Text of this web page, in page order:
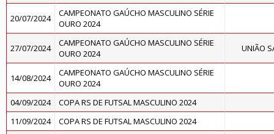
20/07/2024
CAMPEONATO GAÚCHO MASCULINO SÉRIE
OURO 2024
27/07/2024
CAMPEONATO GAÚCHO MASCULINO SÉRIE
OURO 2024
UNIÃO
14/08/2024
CAMPEONATO GAÚCHO MASCULINO SÉRIE
OURO 2024
04/09/2024
COPA RS DE FUTSAL MASCULINO 2024
11/09/2024
COPA RS DE FUTSAL MASCULINO 2024